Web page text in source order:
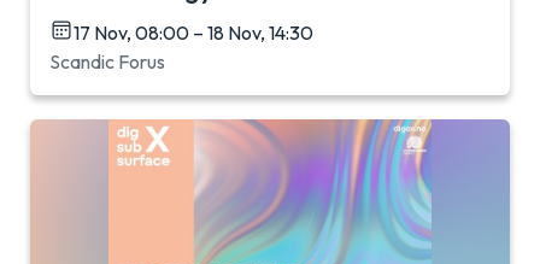
17 Nov, 08:00 – 18 Nov, 14:30
Scandic Forus